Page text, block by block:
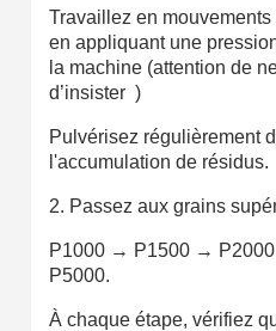
Travaillez en
en appliquant une
la machine (attention de
d’insister )
Pulvérisez régulièrement
l'accumulation de résidus.
2. Passez aux grains
P1000 → P1500 →
P5000.
À chaque étape, vérifiez